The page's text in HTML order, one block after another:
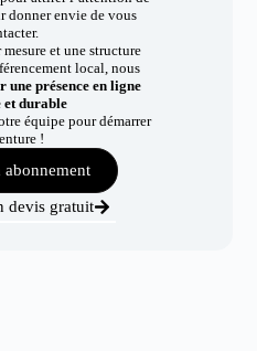
donner envie de vous
et une structure
local, nous
une présence en ligne
et durable
équipe pour démarrer
!
devis gratuit